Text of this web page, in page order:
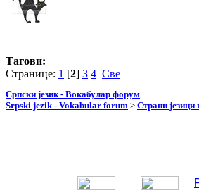
Тагови:
Странице: 1 [2] 3 4 Све
Српски језик - Вокабулар форум
Srpski jezik - Vokabular forum > Страни језици